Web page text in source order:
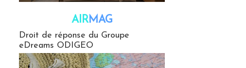
AIRMAG
Droit de réponse du Groupe
eDreams ODIGEO